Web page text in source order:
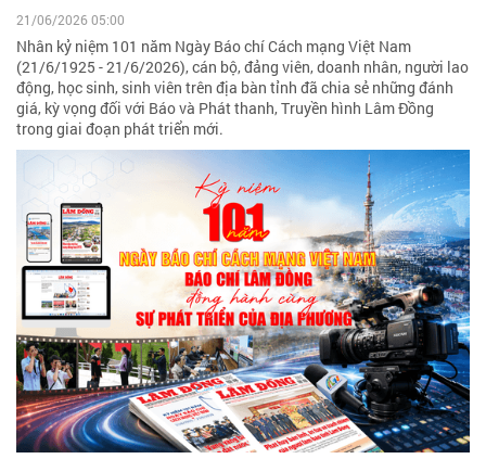
21/06/2026 05:00
Nhân kỷ niệm 101 năm Ngày Báo chí Cách mạng Việt Nam
(21/6/1925 - 21/6/2026), cán bộ, đảng viên, doanh nhân, người lao
động, học sinh, sinh viên trên địa bàn tỉnh đã chia sẻ những đánh
giá, kỳ vọng đối với Báo và Phát thanh, Truyền hình Lâm Đồng
trong giai đoạn phát triển mới.